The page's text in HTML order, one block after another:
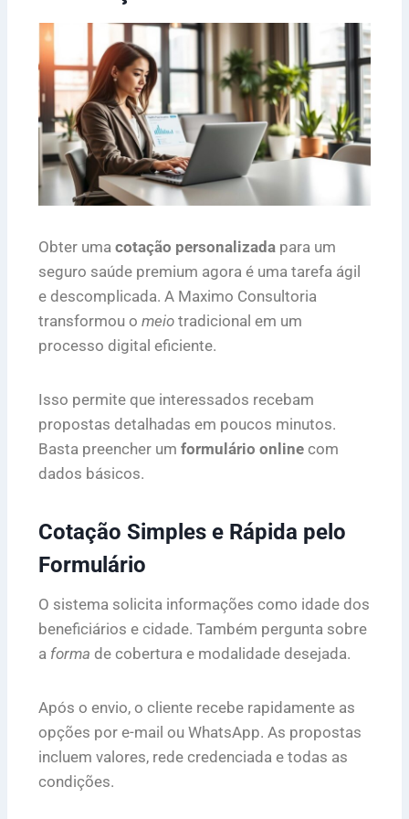
Obter uma cotação personalizada para um
seguro saúde premium agora é uma tarefa ágil
e descomplicada. A Maximo Consultoria
transformou o meio tradicional em um
processo digital eficiente.
Isso permite que interessados recebam
propostas detalhadas em poucos minutos.
Basta preencher um formulário online com
dados básicos.
Cotação Simples e Rápida pelo
Formulário
O sistema solicita informações como idade dos
beneficiários e cidade. Também pergunta sobre
a forma de cobertura e modalidade desejada.
Após o envio, o cliente recebe rapidamente as
opções por e-mail ou WhatsApp. As propostas
incluem valores, rede credenciada e todas as
condições.